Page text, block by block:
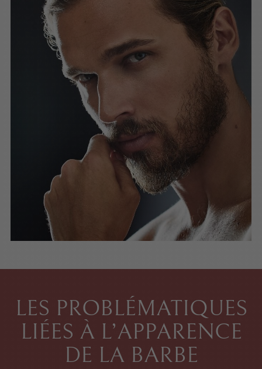
LES PROBLÉMATIQUES
LIÉES À L’APPARENCE
DE LA BARBE